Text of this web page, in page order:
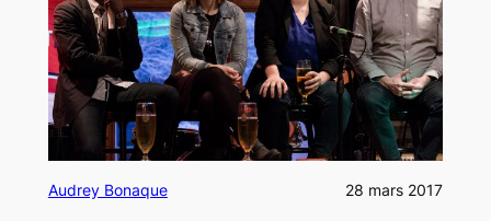
Audrey Bonaque 28 mars 2017